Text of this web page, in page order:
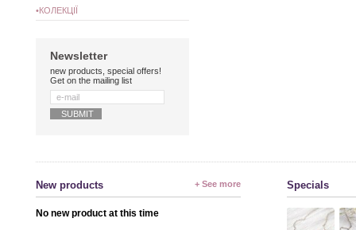
•КОЛЕКЦІЇ
Newsletter
new products, special offers!
Get on the mailing list
New products + See more
No new product at this time
Specials